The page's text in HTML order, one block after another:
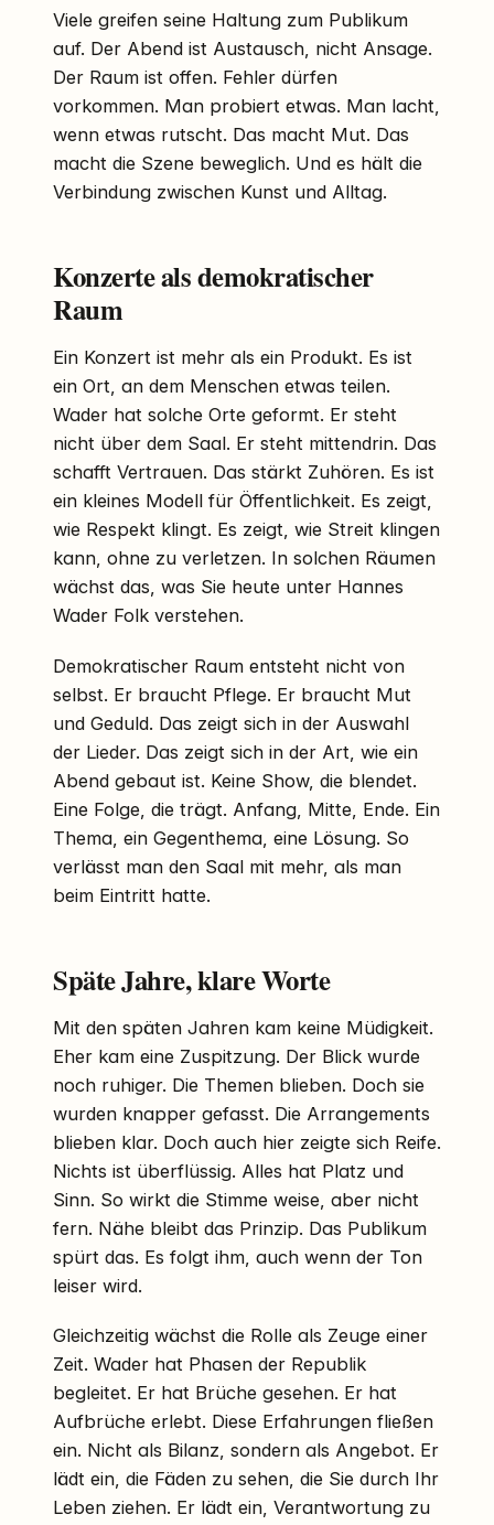
Viele greifen seine Haltung zum Publikum
auf. Der Abend ist Austausch, nicht Ansage.
Der Raum ist offen. Fehler dürfen
vorkommen. Man probiert etwas. Man lacht,
wenn etwas rutscht. Das macht Mut. Das
macht die Szene beweglich. Und es hält die
Verbindung zwischen Kunst und Alltag.
Konzerte als demokratischer
Raum
Ein Konzert ist mehr als ein Produkt. Es ist
ein Ort, an dem Menschen etwas teilen.
Wader hat solche Orte geformt. Er steht
nicht über dem Saal. Er steht mittendrin. Das
schafft Vertrauen. Das stärkt Zuhören. Es ist
ein kleines Modell für Öffentlichkeit. Es zeigt,
wie Respekt klingt. Es zeigt, wie Streit klingen
kann, ohne zu verletzen. In solchen Räumen
wächst das, was Sie heute unter Hannes
Wader Folk verstehen.
Demokratischer Raum entsteht nicht von
selbst. Er braucht Pflege. Er braucht Mut
und Geduld. Das zeigt sich in der Auswahl
der Lieder. Das zeigt sich in der Art, wie ein
Abend gebaut ist. Keine Show, die blendet.
Eine Folge, die trägt. Anfang, Mitte, Ende. Ein
Thema, ein Gegenthema, eine Lösung. So
verlässt man den Saal mit mehr, als man
beim Eintritt hatte.
Späte Jahre, klare Worte
Mit den späten Jahren kam keine Müdigkeit.
Eher kam eine Zuspitzung. Der Blick wurde
noch ruhiger. Die Themen blieben. Doch sie
wurden knapper gefasst. Die Arrangements
blieben klar. Doch auch hier zeigte sich Reife.
Nichts ist überflüssig. Alles hat Platz und
Sinn. So wirkt die Stimme weise, aber nicht
fern. Nähe bleibt das Prinzip. Das Publikum
spürt das. Es folgt ihm, auch wenn der Ton
leiser wird.
Gleichzeitig wächst die Rolle als Zeuge einer
Zeit. Wader hat Phasen der Republik
begleitet. Er hat Brüche gesehen. Er hat
Aufbrüche erlebt. Diese Erfahrungen fließen
ein. Nicht als Bilanz, sondern als Angebot. Er
lädt ein, die Fäden zu sehen, die Sie durch Ihr
Leben ziehen. Er lädt ein, Verantwortung zu